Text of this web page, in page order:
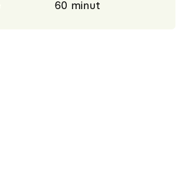
60 minut